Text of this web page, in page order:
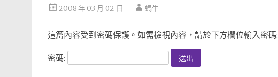
2008 年 03 月 02 日 蝸牛
這篇內容受到密碼保護。如需檢視內容，請於下方欄位輸入密碼:
密碼: